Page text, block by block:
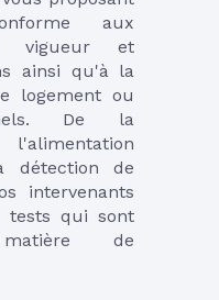
aux
vigueur et
ainsi qu'à la
logement ou
De la
détection de
intervenants
tests qui sont
de